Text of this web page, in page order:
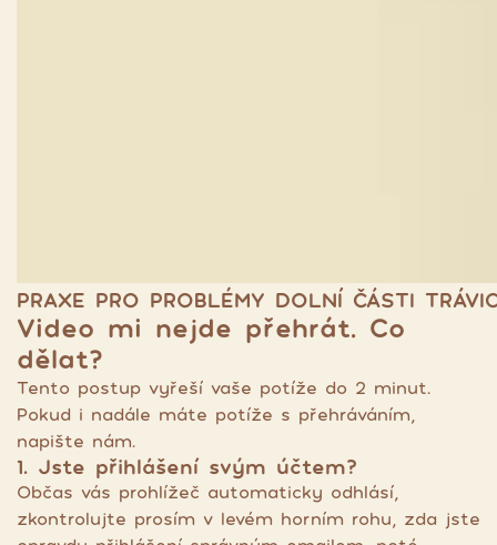
PRAXE PRO PROBLÉMY DOLNÍ ČÁSTI
Video mi nejde přehrát. Co
dělat?
Tento postup vyřeší vaše potíže do 2 minut.
Pokud i nadále máte potíže s přehráváním,
napište nám.
1. Jste přihlášení svým účtem?
Občas vás prohlížeč automaticky odhlásí,
zkontrolujte prosím v levém horním rohu, zda jste